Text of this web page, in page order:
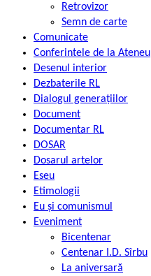
Retrovizor
Semn de carte
Comunicate
Conferintele de la Ateneu
Desenul interior
Dezbaterile RL
Dialogul generațiilor
Document
Documentar RL
DOSAR
Dosarul artelor
Eseu
Etimologii
Eu și comunismul
Eveniment
Bicentenar
Centenar I.D. Sîrbu
La aniversară